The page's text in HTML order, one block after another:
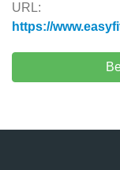
URL:
https://